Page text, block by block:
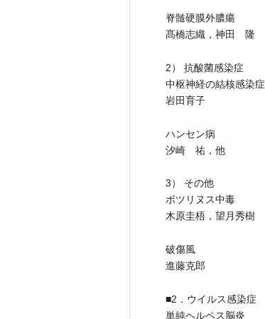
脊髄硬膜外膿瘍
髙橋志織，神田 隆
2） 抗酸菌感染症
中枢神経の結核感染症
岩田育子
ハンセン病
汐崎 祐，他
3） その他
ボツリヌス中毒
木原圭梧，望月秀樹
破傷風
進藤克郎
■2．ウイルス感染症
単純ヘルペス脳炎